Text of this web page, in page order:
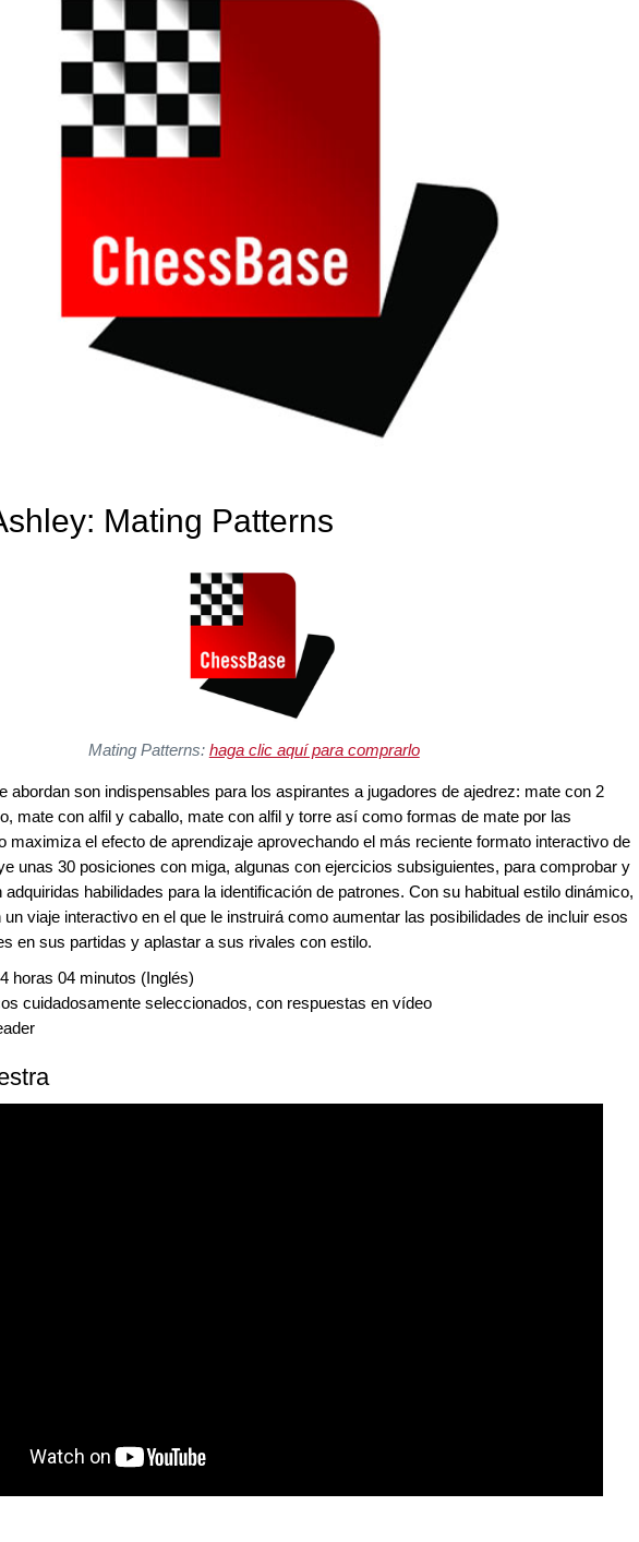
Mating Patterns
Mating Patterns: haga clic aquí para comprarlo
abordan son indispensables para los aspirantes a jugadores de ajedrez: mate con 2
mate con alfil y caballo, mate con alfil y torre así como formas de mate por las
maximiza el efecto de aprendizaje aprovechando el más reciente formato interactivo de
unas 30 posiciones con miga, algunas con ejercicios subsiguientes, para comprobar y
habilidades para la identificación de patrones. Con su habitual estilo dinámico,
viaje interactivo en el que le instruirá como aumentar las posibilidades de incluir esos
en sus partidas y aplastar a sus rivales con estilo.
horas 04 minutos (Inglés)
cuidadosamente seleccionados, con respuestas en vídeo